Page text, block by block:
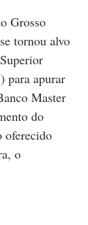
Grosso
tornou alvo
para apurar
Master
do
oferecido
o